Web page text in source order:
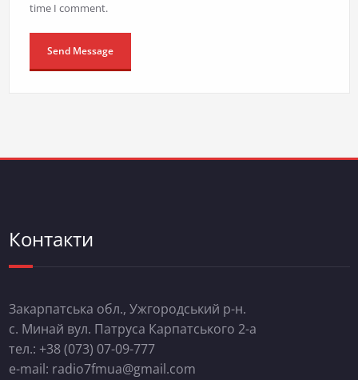
time I comment.
Контакти
Закарпатська обл., Ужгородський р-н.
с. Минай вул. Патруса Карпатського 2-а
тел.: +38 (073) 07-09-777
e-mail: radio7fmua@gmail.com